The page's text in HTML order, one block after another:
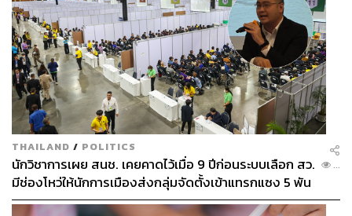
THAILAND / POLITICS
นักวิชาการเผย สนช. เคยคาดไว้เมื่อ 9 ปีก่อนระบบเลือก สว.
มีช่องโหว่ให้นักการเมืองส่งกลุ่มจัดตั้งเข้าแทรกแซง 5 พัน
ล้านยึดประเทศได้
...